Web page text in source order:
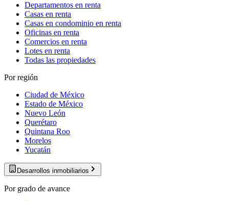
Departamentos en renta
Casas en renta
Casas en condominio en renta
Oficinas en renta
Comercios en renta
Lotes en renta
Todas las propiedades
Por región
Ciudad de México
Estado de México
Nuevo León
Querétaro
Quintana Roo
Morelos
Yucatán
Desarrollos inmobiliarios
Por grado de avance